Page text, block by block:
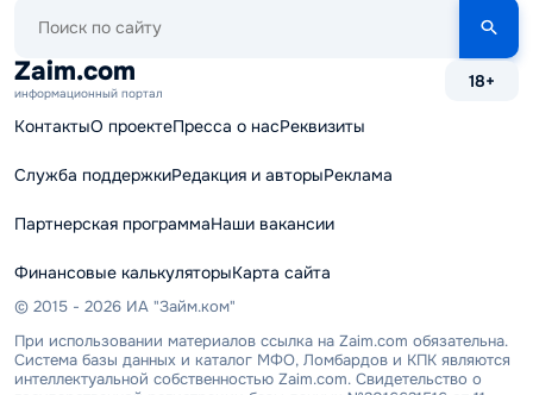
сайту
Zaim.com
информационный портал
18+
КонтактыО проектеПресса о насРеквизиты
Служба поддержкиРедакция и авторыРеклама
Партнерская программаНаши вакансии
Финансовые калькуляторыКарта сайта
© 2015 - 2026 ИА "Займ.ком"
При использовании материалов ссылка на Zaim.com обязательна.
Система базы данных и каталог МФО, Ломбардов и КПК являются
интеллектуальной собственностью Zaim.com. Свидетельство о